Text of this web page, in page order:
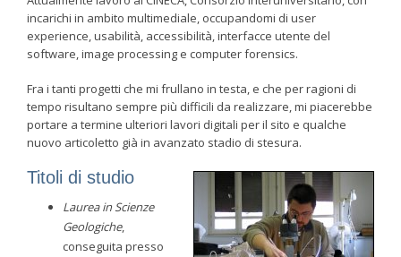
incarichi in ambito multimediale, occupandomi di user
experience, usabilità, accessibilità, interfacce utente del
software, image processing e computer forensics.
Fra i tanti progetti che mi frullano in testa, e che per ragioni di
tempo risultano sempre più difficili da realizzare, mi piacerebbe
portare a termine ulteriori lavori digitali per il sito e qualche
nuovo articoletto già in avanzato stadio di stesura.
Titoli di studio
Laurea in Scienze
Geologiche,
conseguita presso